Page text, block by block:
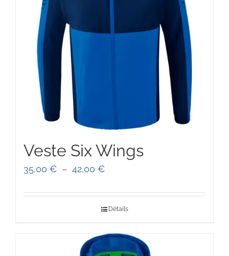
Veste Six Wings
35,00 € – 42,00 €Plage
à
42,00 €
Détails